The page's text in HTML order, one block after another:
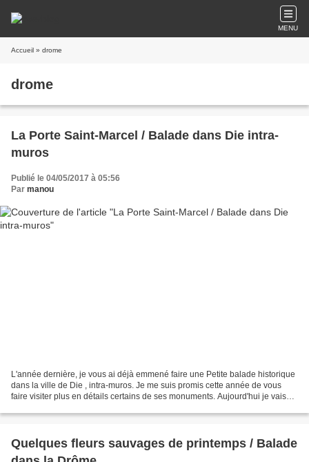
MENU
Accueil » drome
drome
La Porte Saint-Marcel / Balade dans Die intra-
muros
Publié le 04/05/2017 à 05:56
Par manou
L'année dernière, je vous ai déjà emmené faire une Petite balade historique
dans la ville de Die , intra-muros. Je me suis promis cette année de vous
faire visiter plus en détails certains de ses monuments. Aujourd'hui je vais
Quelques fleurs sauvages de printemps / Balade